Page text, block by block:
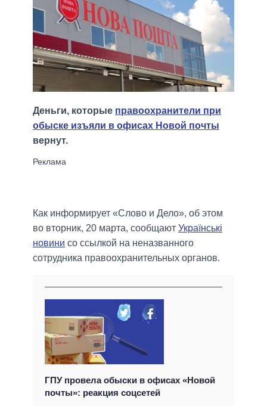
Деньги, которые правоохранители при
обыске изъяли в офисах Новой почты
вернут.
Как информирует «Слово и Дело», об этом
во вторник, 20 марта, сообщают Українські
новини со ссылкой на неназванного
сотрудника правоохранительных органов.
ГПУ провела обыски в офисах «Новой
почты»: реакция соцсетей